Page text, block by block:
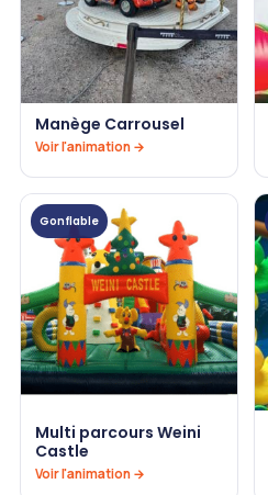
Manège Carrousel
Voir l'animation →
Gonflable
Multi parcours Weini
Castle
Voir l'animation →